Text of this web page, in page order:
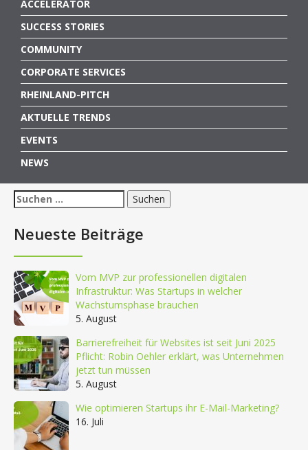
ACCELERATOR
SUCCESS STORIES
COMMUNITY
CORPORATE SERVICES
RHEINLAND-PITCH
AKTUELLE TRENDS
EVENTS
NEWS
Suchen
nach:
Neueste Beiträge
Vom MVP zur professionellen digitalen
Infrastruktur: Was Startups in welcher
Wachstumsphase brauchen
5. August
Barrierefreiheit für Websites ist seit Juni 2025
Pflicht: Robin Oehler erklärt, was Unternehmen
jetzt tun müssen
5. August
Wie optimieren Startups ihr E-Mail-Marketing?
16. Juli